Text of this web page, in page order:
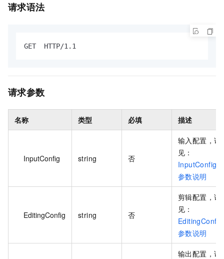
请求语法
GET  HTTP/1.1
请求参数
名称 类型 必填 描述
InputConfig string 否
输入配置，详
见：
InputConfig
参数说明
EditingConfig string 否
剪辑配置，详
见：
EditingConfig
参数说明
输出配置，详